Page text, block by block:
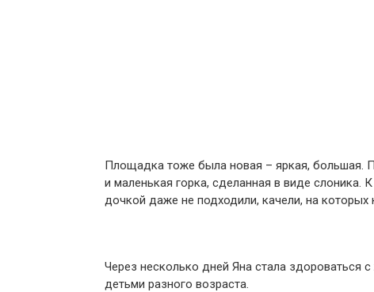
Площадка тоже была новая – яркая, большая.
и маленькая горка, сделанная в виде
дочкой даже не подходили, качели, на
Через несколько дней Яна стала здороваться
детьми разного возраста.